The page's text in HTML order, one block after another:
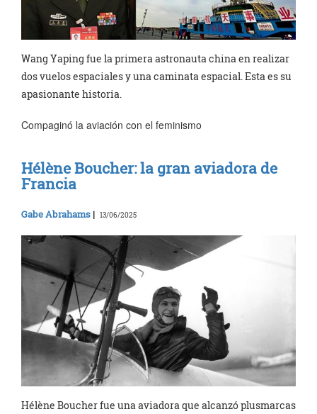
Wang Yaping fue la primera astronauta china en realizar
dos vuelos espaciales y una caminata espacial. Esta es su
apasionante historia.
Compaginó la aviación con el feminismo
Hélène Boucher: la gran aviadora de
Francia
Gabe Abrahams | 13/06/2025
Hélène Boucher fue una aviadora que alcanzó plusmarcas